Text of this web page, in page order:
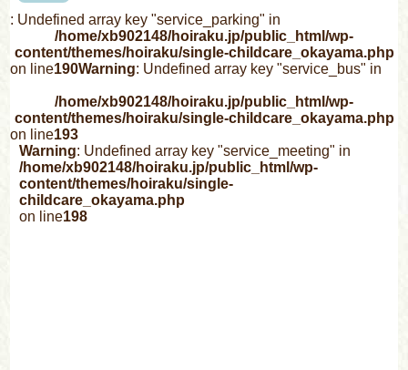
: Undefined array key "service_parking" in
/home/xb902148/hoiraku.jp/public_html/wp-
content/themes/hoiraku/single-childcare_okayama.php
on line190Warning: Undefined array key "service_bus" in
/home/xb902148/hoiraku.jp/public_html/wp-
content/themes/hoiraku/single-childcare_okayama.php
on line193
Warning: Undefined array key "service_meeting" in
/home/xb902148/hoiraku.jp/public_html/wp-
content/themes/hoiraku/single-
childcare_okayama.php
on line198